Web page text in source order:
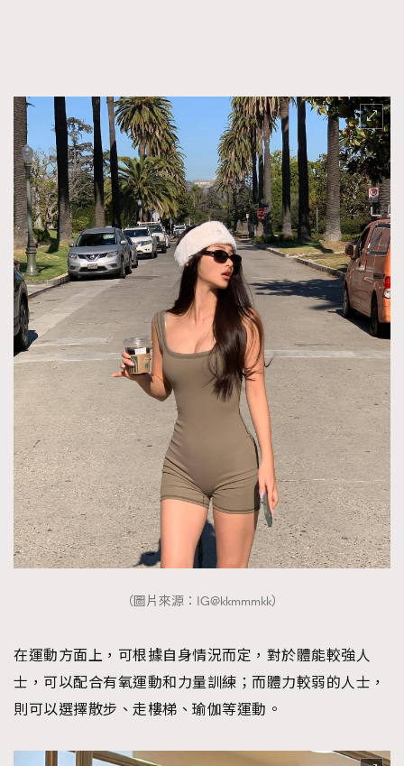
（圖片來源：IG@kkmmmkk）
在運動方面上，可根據自身情況而定，對於體能較強人
士，可以配合有氧運動和力量訓練；而體力較弱的人士，
則可以選擇散步、走樓梯、瑜伽等運動。